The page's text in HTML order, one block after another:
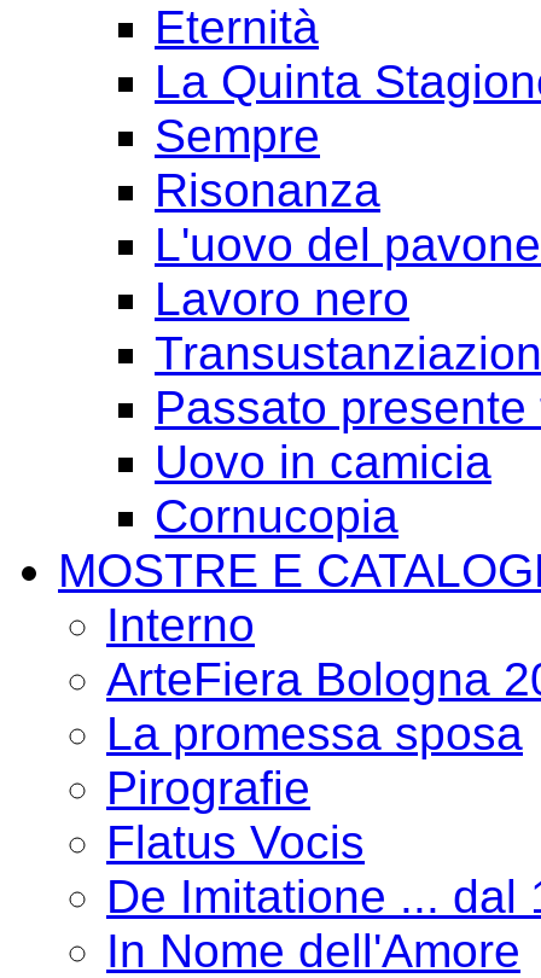
Eternità
La Quinta
Sempre
Risonanza
L'uovo del pavone
Lavoro nero
Passato presente
Uovo in camicia
Cornucopia
MOSTRE E
Interno
ArteFiera Bologna
La promessa sposa
Pirografie
Flatus Vocis
De Imitatione ... dal
In Nome dell'Amore